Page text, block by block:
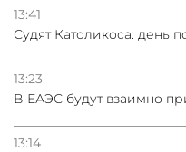
13:41
Судят Католикоса: день
13:23
В ЕАЭС будут взаимно
13:14